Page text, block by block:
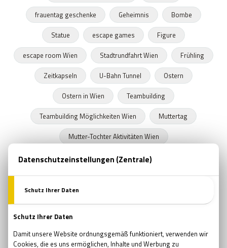
frauentag geschenke
Geheimnis
Bombe
Statue
escape games
Figure
escape room Wien
Stadtrundfahrt Wien
Frühling
Zeitkapseln
U-Bahn Tunnel
Ostern
Ostern in Wien
Teambuilding
Teambuilding Möglichkeiten Wien
Muttertag
Mutter-Tochter Aktivitäten Wien
Geschenke zum Muttertag
Marvel
Buchläden in Wien
Prüfung
Prüfungszeit
Verjüngung
Regeneration
Erholung Pfingsten